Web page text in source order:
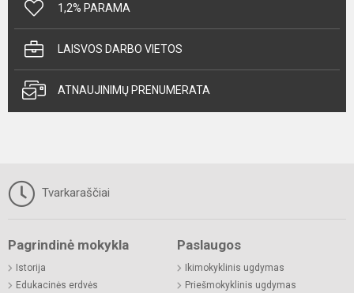
1,2% PARAMA
LAISVOS DARBO VIETOS
ATNAUJINIMŲ PRENUMERATA
Tvarkaraščiai
Pagrindinė mokykla
Istorija
Edukacinės erdvės
Paslaugos
Ikimokyklinis ugdymas
Priešmokyklinis ugdymas